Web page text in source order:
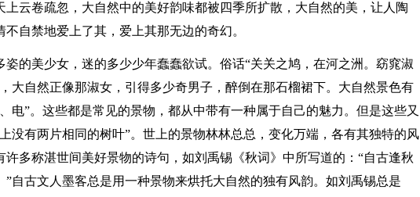
上云卷疏忽，大自然中的美好韵味都被四季所扩散，大自然的美，让人陶
自禁地爱上了其，爱上其那无边的奇幻。
姿的美少女，迷的多少少年蠢蠢欲试。俗话“关关之鸠，在河之洲。窈窕淑
大自然正像那淑女，引得多少奇男子，醉倒在那石榴裙下。大自然景色有
电”。这些都是常见的景物，都从中带有一种属于自己的魅力。但是这些又
没有两片相同的树叶”。世上的景物林林总总，变化万端，各有其独特的风
许多称湛世间美好景物的诗句，如刘禹锡《秋词》中所写道的：“自古逢秋
”自古文人墨客总是用一种景物来烘托大自然的独有风韵。如刘禹锡总是